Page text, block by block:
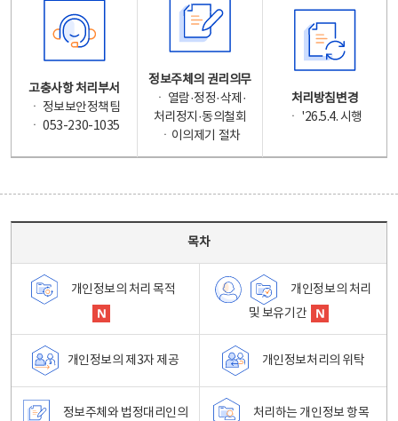
고충사항 처리부서
ㆍ 정보보안정책팀
ㆍ 053-230-1035
정보주체의 권리의무
ㆍ 열람·정정·삭제·
처리정지·동의철회
ㆍ이의제기 절차
처리방침변경
ㆍ '26.5.4. 시행
목차
개인정보의 처리 목적
개인정보의 처리
및 보유기간
개인정보의 제3자 제공 개인정보처리의 위탁
정보주체와 법정대리인의
처리하는 개인정보 항목